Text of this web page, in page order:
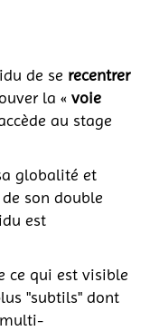
de se recentrer
la « voie
au stage
globalité et
son double
est
ce qui est visible
"subtils" dont